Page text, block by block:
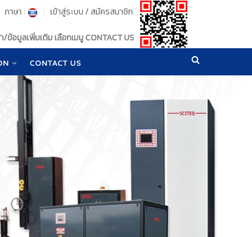
เข้าสู่ระบบ / สมัครสมาชิก
ภาษา :
อมูลเพิ่มเติม เลือกเมนู CONTACT US
CONTACT US